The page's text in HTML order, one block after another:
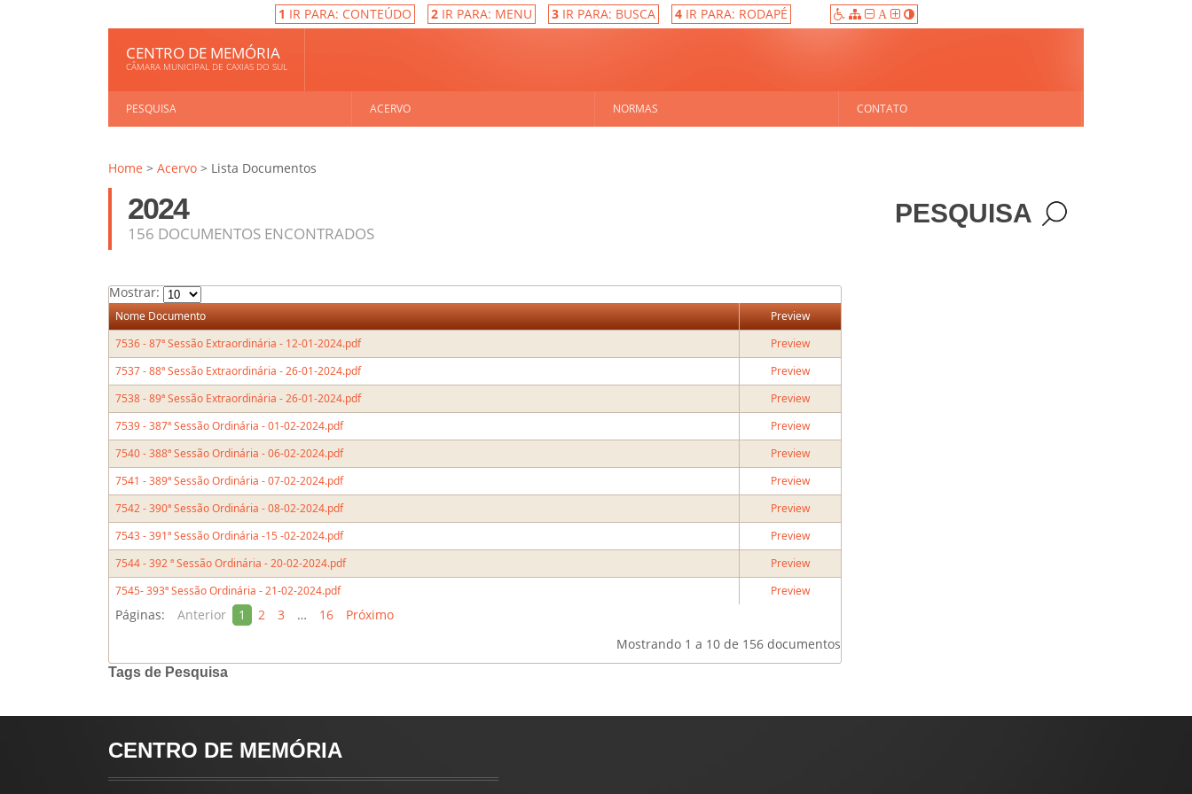
1 IR PARA: CONTEÚDO 2IR PARA: MENU 3IR PARA: BUSCA 4IR PARA: RODAPÉ A
CENTRO DE MEMÓRIA
CÂMARA MUNICIPAL DE CAXIAS DO SUL
PESQUISA ACERVO NORMAS CONTATO
Home > Acervo > Lista Documentos
2024
156 DOCUMENTOS ENCONTRADOS
PESQUISA
Mostrar:
Nome Documento
Preview
7536 - 87ª Sessão Extraordinária - 12-01-2024.pdf
Preview
7537 - 88ª Sessão Extraordinária - 26-01-2024.pdf
Preview
7538 - 89ª Sessão Extraordinária - 26-01-2024.pdf
Preview
7539 - 387ª Sessão Ordinária - 01-02-2024.pdf
Preview
7540 - 388ª Sessão Ordinária - 06-02-2024.pdf
Preview
7541 - 389ª Sessão Ordinária - 07-02-2024.pdf
Preview
7542 - 390ª Sessão Ordinária - 08-02-2024.pdf
Preview
7543 - 391ª Sessão Ordinária -15 -02-2024.pdf
Preview
7544 - 392 ª Sessão Ordinária - 20-02-2024.pdf
Preview
7545- 393ª Sessão Ordinária - 21-02-2024.pdf
Preview
Páginas: Anterior 1 2 3 … 16
Próximo
Mostrando 1 a 10 de 156 documentos
Tags de Pesquisa
CENTRO DE MEMÓRIA